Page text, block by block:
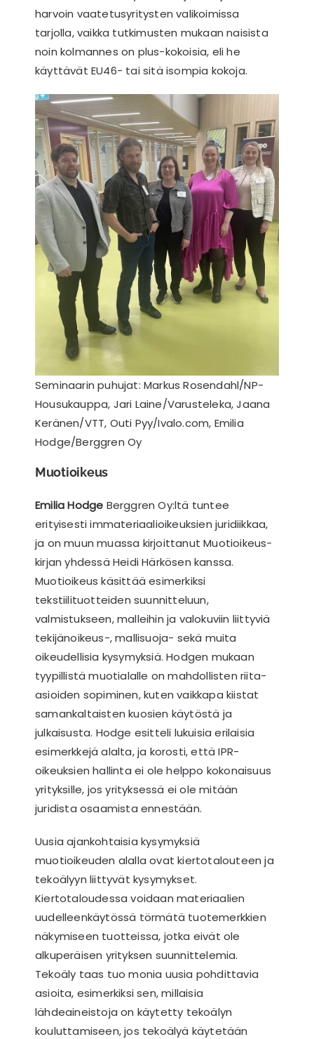
harvoin vaatetusyritysten valikoimissa
tarjolla, vaikka tutkimusten mukaan naisista
noin kolmannes on plus-kokoisia, eli he
käyttävät EU46- tai sitä isompia kokoja.
Seminaarin puhujat: Markus Rosendahl/NP-
Housukauppa, Jari Laine/Varusteleka, Jaana
Keränen/VTT, Outi Pyy/Ivalo.com, Emilia
Hodge/Berggren Oy
Muotioikeus
Emilia Hodge Berggren Oy:ltä tuntee
erityisesti immateriaalioikeuksien juridiikkaa,
ja on muun muassa kirjoittanut Muotioikeus-
kirjan yhdessä Heidi Härkösen kanssa.
Muotioikeus käsittää esimerkiksi
tekstiilituotteiden suunnitteluun,
valmistukseen, malleihin ja valokuviin liittyviä
tekijänoikeus-, mallisuoja- sekä muita
oikeudellisia kysymyksiä. Hodgen mukaan
tyypillistä muotialalle on mahdollisten riita-
asioiden sopiminen, kuten vaikkapa kiistat
samankaltaisten kuosien käytöstä ja
julkaisusta. Hodge esitteli lukuisia erilaisia
esimerkkejä alalta, ja korosti, että IPR-
oikeuksien hallinta ei ole helppo kokonaisuus
yrityksille, jos yrityksessä ei ole mitään
juridista osaamista ennestään.
Uusia ajankohtaisia kysymyksiä
muotioikeuden alalla ovat kiertotalouteen ja
tekoälyyn liittyvät kysymykset.
Kiertotaloudessa voidaan materiaalien
uudelleenkäytössä törmätä tuotemerkkien
näkymiseen tuotteissa, jotka eivät ole
alkuperäisen yrityksen suunnittelemia.
Tekoäly taas tuo monia uusia pohdittavia
asioita, esimerkiksi sen, millaisia
lähdeaineistoja on käytetty tekoälyn
kouluttamiseen, jos tekoälyä käytetään